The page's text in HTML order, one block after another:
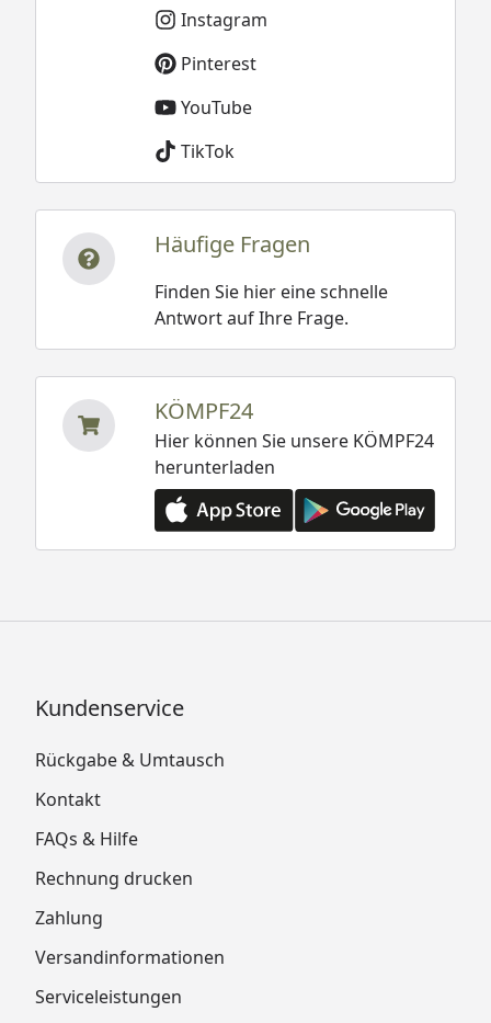
Instagram
Pinterest
YouTube
TikTok
Häufige Fragen
Finden Sie hier eine schnelle
Antwort auf Ihre Frage.
KÖMPF24
Hier können Sie unsere KÖMPF24
herunterladen
Kundenservice
Rückgabe & Umtausch
Kontakt
FAQs & Hilfe
Rechnung drucken
Zahlung
Versandinformationen
Serviceleistungen